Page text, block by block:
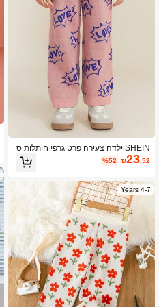
SHEIN ילדה צעירה פרט גרפי חותלות ס
רוגות מזדמנות
₪23.52
%52
4-7 Years